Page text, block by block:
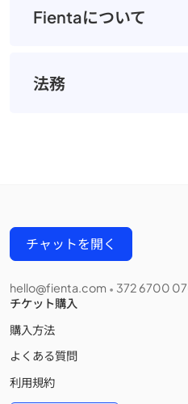
Fientaについて
法務
チャットを開く
hello@fienta.com • 372 6700
チケット購入
購入方法
よくある質問
利用規約